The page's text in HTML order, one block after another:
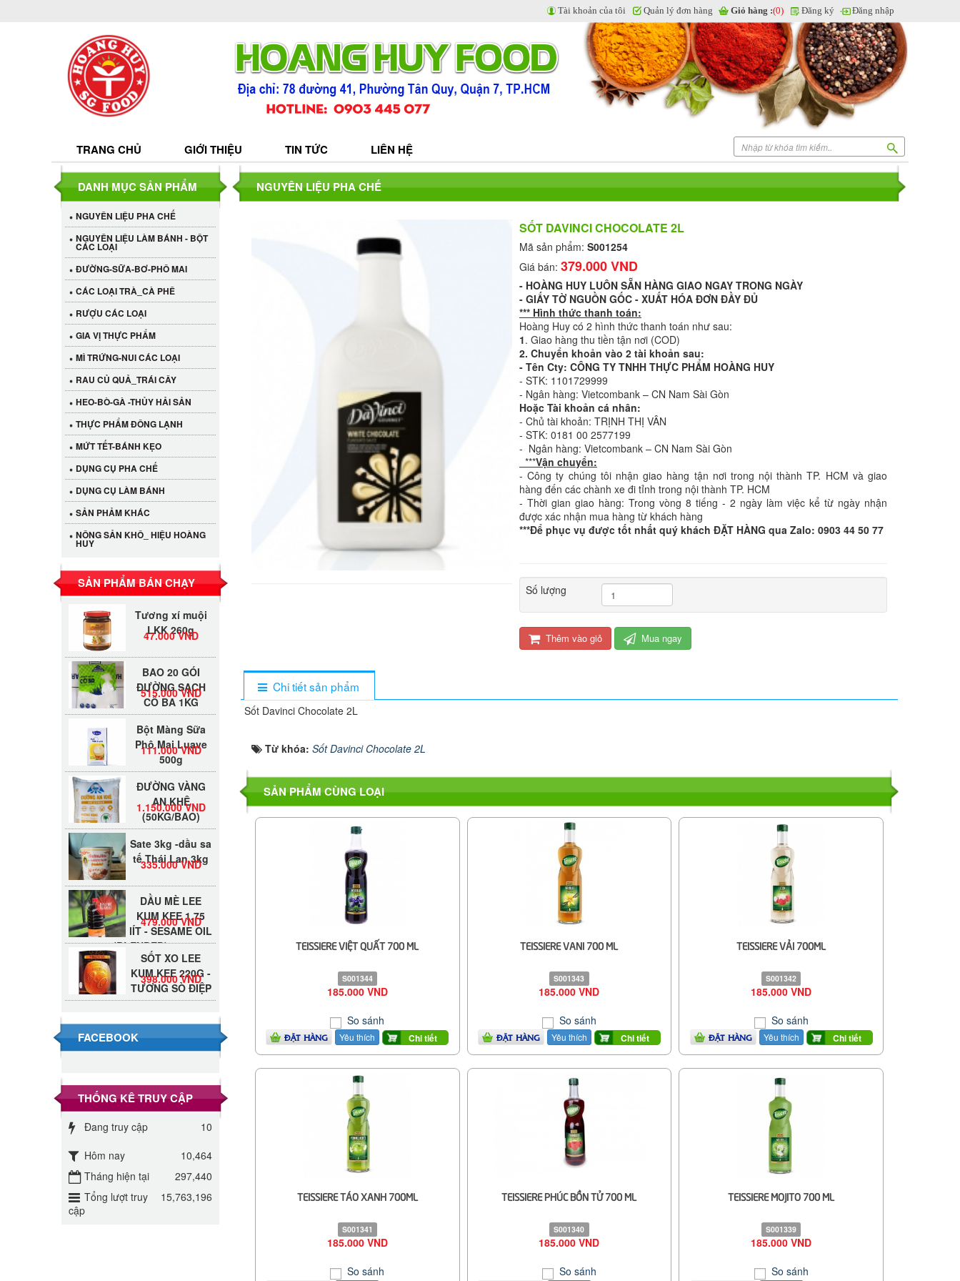
TRANG CHỦ GIỚI THIỆU TIN TỨC LIÊN HỆ
Tài khoản của tôi Quản lý đơn hàng Giỏ hàng :(0) Đăng ký Đăng nhập
NGUYÊN LIỆU PHA CHẾ
SỐT DAVINCI CHOCOLATE 2L
Mã sản phẩm: S001254
Giá bán: 379.000 VND
- HOÀNG HUY LUÔN SẴN HÀNG GIAO NGAY TRONG NGÀY
- GIẤY TỜ NGUỒN GỐC - XUẤT HÓA ĐƠN ĐẦY ĐỦ
*** Hình thức thanh toán:
Hoàng Huy có 2 hình thức thanh toán như sau:
1. Giao hàng thu tiền tận nơi (COD)
2. Chuyển khoản vào 2 tài khoản sau:
- Tên Cty: CÔNG TY TNHH THỰC PHẨM HOÀNG HUY
- STK: 1101729999
- Ngân hàng: Vietcombank – CN Nam Sài Gòn
Hoặc Tài khoản cá nhân:
- Chủ tài khoản: TRỊNH THỊ VÂN
- STK: 0181 00 2577199
- Ngân hàng: Vietcombank – CN Nam Sài Gòn
***Vận chuyển:
- Công ty chúng tôi nhận giao hàng tận nơi trong nội thành TP. HCM và giao
hàng đến các chành xe đi tỉnh trong nội thành TP. HCM
- Thời gian giao hàng: Trong vòng 8 tiếng - 2 ngày làm việc kể từ ngày nhận
được xác nhận mua hàng từ khách hàng
***Để phục vụ được tốt nhất quý khách ĐẶT HÀNG qua Zalo: 0903 44 50 77
Số lượng
Thêm vào giỏ Mua ngay
Chi tiết sản phẩm
Sốt Davinci Chocolate 2L
Từ khóa: Sốt Davinci Chocolate 2L
SẢN PHẨM CÙNG LOẠI
TEISSIERE VIỆT QUẤT 700 ML
S001344
185.000 VND
So sánh
ĐẶT HÀNG Yêu thích Chi tiết
TEISSIERE VANI 700 ML
S001343
185.000 VND
So sánh
ĐẶT HÀNG Yêu thích Chi tiết
TEISSIERE VẢI 700ML
S001342
185.000 VND
So sánh
ĐẶT HÀNG Yêu thích Chi tiết
TEISSIERE TÁO XANH 700ML
S001341
185.000 VND
So sánh
TEISSIERE PHÚC BỒN TỬ 700 ML
S001340
185.000 VND
So sánh
TEISSIERE MOJITO 700 ML
S001339
185.000 VND
So sánh
DANH MỤC SẢN PHẨM
NGUYÊN LIỆU PHA CHẾ
NGUYÊN LIỆU LÀM BÁNH - BỘT
CÁC LOẠI
ĐƯỜNG-SỮA-BƠ-PHÔ MAI
CÁC LOẠI TRÀ_CÀ PHÊ
RƯỢU CÁC LOẠI
GIA VỊ THỰC PHẨM
MÌ TRỨNG-NUI CÁC LOẠI
RAU CỦ QUẢ_TRÁI CÂY
HEO-BÒ-GÀ -THỦY HẢI SẢN
THỰC PHẨM ĐÔNG LẠNH
MỨT TẾT-BÁNH KẸO
DỤNG CỤ PHA CHẾ
DỤNG CỤ LÀM BÁNH
SẢN PHẢM KHÁC
NÔNG SẢN KHÔ_ HIỆU HOÀNG
HUY
SẢN PHẨM BÁN CHẠY
Cần Tây Đà Lạt
40.000 VND
LKK 260g
530.000 VND
LKK 260g
47.000 VND
BAO 20 GÓI
ĐƯỜNG SẠCH
CÔ BA 1KG
515.000 VND
Phô Mai Luave
500g
111.000 VND
ĐƯỜNG VÀNG
AN KHÊ
(50KG/BAO)
1.150.000 VND
Sate 3kg -dầu sa
tế Thái Lan 3kg
335.000 VND
DẦU MÈ LEE
KUM KEE 1.75
lÍT - SESAME OIL
(BLENDED)
479.000 VND
SỐT XO LEE
KUM KEE 220G -
TƯƠNG SÒ ĐIỆP
398.000 VND
1kg
40.000 VND
345.000 VND
Đường phèn
Long An bao
10kg
Đường mía thiên
nhiên Biên Hòa
32.000 VND
FACEBOOK
THỐNG KÊ TRUY CẬP
Đang truy cập
10
Hôm nay
10,464
Tháng hiện tại
297,440
Tổng lượt truy
cập
15,763,196